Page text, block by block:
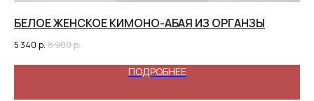
БЕЛОЕ ЖЕНСКОЕ КИМОНО-АБАЯ ИЗ ОРГАНЗЫ
5 340 р. 8 900р.
ПОДРОБНЕЕ